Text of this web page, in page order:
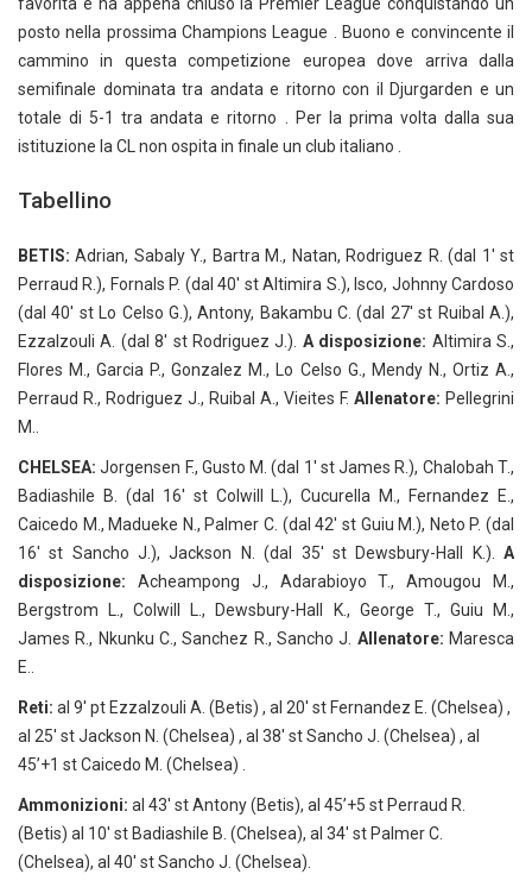
favorita e ha appena chiuso la Premier League conquistando un
posto nella prossima Champions League . Buono e convincente il
cammino in questa competizione europea dove arriva dalla
semifinale dominata tra andata e ritorno con il Djurgarden e un
totale di 5-1 tra andata e ritorno . Per la prima volta dalla sua
istituzione la CL non ospita in finale un club italiano .
Tabellino
BETIS: Adrian, Sabaly Y., Bartra M., Natan, Rodriguez R. (dal 1′ st
Perraud R.), Fornals P. (dal 40′ st Altimira S.), Isco, Johnny Cardoso
(dal 40′ st Lo Celso G.), Antony, Bakambu C. (dal 27′ st Ruibal A.),
Ezzalzouli A. (dal 8′ st Rodriguez J.). A disposizione: Altimira S.,
Flores M., Garcia P., Gonzalez M., Lo Celso G., Mendy N., Ortiz A.,
Perraud R., Rodriguez J., Ruibal A., Vieites F. Allenatore: Pellegrini
M..
CHELSEA: Jorgensen F., Gusto M. (dal 1′ st James R.), Chalobah T.,
Badiashile B. (dal 16′ st Colwill L.), Cucurella M., Fernandez E.,
Caicedo M., Madueke N., Palmer C. (dal 42′ st Guiu M.), Neto P. (dal
16′ st Sancho J.), Jackson N. (dal 35′ st Dewsbury-Hall K.). A
disposizione: Acheampong J., Adarabioyo T., Amougou M.,
Bergstrom L., Colwill L., Dewsbury-Hall K., George T., Guiu M.,
James R., Nkunku C., Sanchez R., Sancho J. Allenatore: Maresca
E..
Reti: al 9′ pt Ezzalzouli A. (Betis) , al 20′ st Fernandez E. (Chelsea) ,
al 25′ st Jackson N. (Chelsea) , al 38′ st Sancho J. (Chelsea) , al
45’+1 st Caicedo M. (Chelsea) .
Ammonizioni: al 43′ st Antony (Betis), al 45’+5 st Perraud R.
(Betis) al 10′ st Badiashile B. (Chelsea), al 34′ st Palmer C.
(Chelsea), al 40′ st Sancho J. (Chelsea).